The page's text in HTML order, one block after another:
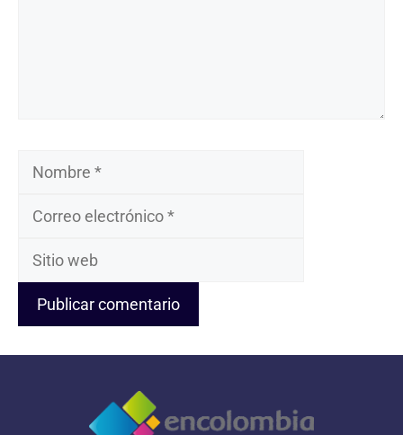
Nombre